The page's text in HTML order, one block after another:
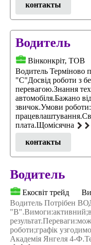
контакты
Водитель
Вінконкріт, ТОВ
Водитель Терміново
"С"Досвід роботи з
перевагою.Знання
автомобіля.Бажано
звичок.Умови
плата.Щомісячна
контакты
Водитель
Екосвіт трейд
Водитель Потрібен
роботи;графік
Академія Янгеля 4-